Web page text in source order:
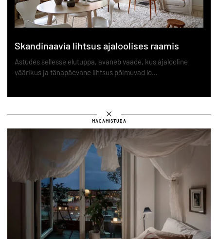
Skandinaavia lihtsus ajaloolises raamis
Astudes sellesse elutuppa, avaneb vaade, kus ajalooline
väärikus ja tänapäevane lihtsus põimuvad lo…
MAGAMISTUBA